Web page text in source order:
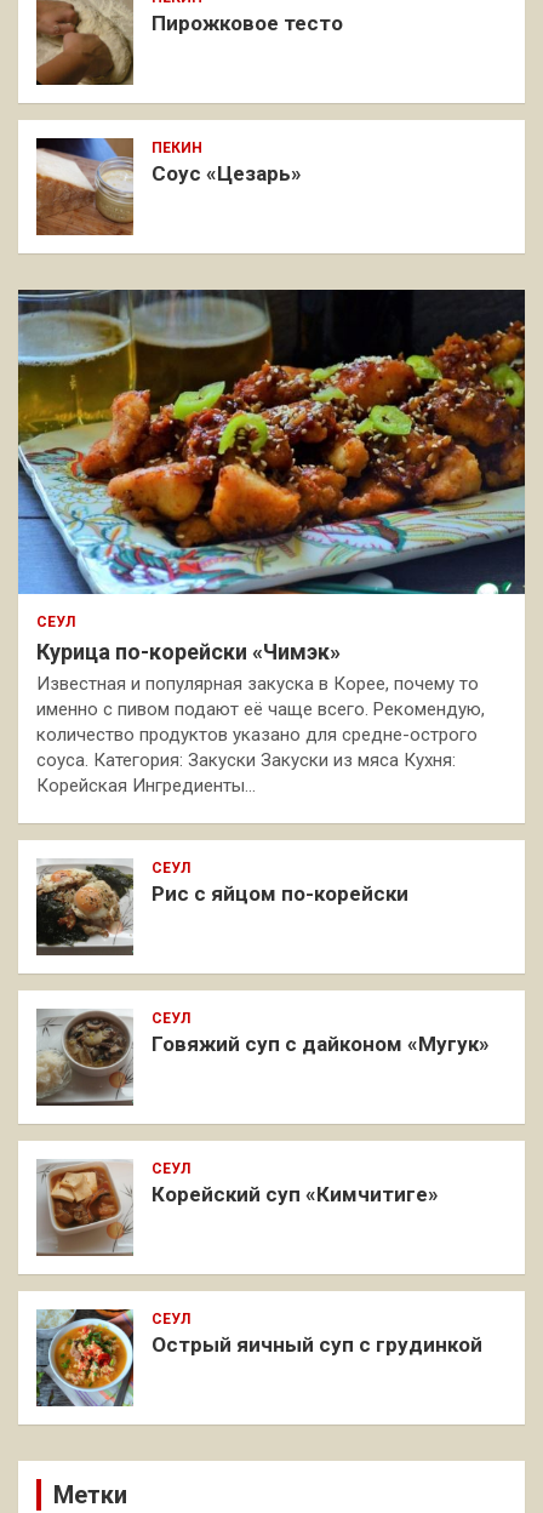
Пирожковое тесто
ПЕКИН
Соус «Цезарь»
СЕУЛ
Курица по-корейски «Чимэк»
Известная и популярная закуска в Корее, почему то
именно с пивом подают её чаще всего. Рекомендую,
количество продуктов указано для средне-острого
соуса. Категория: Закуски Закуски из мяса Кухня:
Корейская Ингредиенты…
СЕУЛ
Рис с яйцом по-корейски
СЕУЛ
Говяжий суп с дайконом «Мугук»
СЕУЛ
Корейский суп «Кимчитиге»
СЕУЛ
Острый яичный суп с грудинкой
Метки